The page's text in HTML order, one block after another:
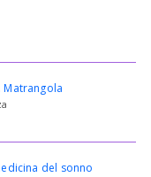
del sonno